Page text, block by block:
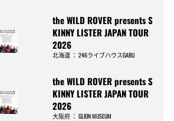
the WILD ROVER presents S
KINNY LISTER JAPAN TOUR
2026
北海道 ：246ライブハウスGABU
the WILD ROVER presents S
KINNY LISTER JAPAN TOUR
2026
大阪府 ：GLION MUSEUM